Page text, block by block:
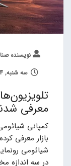
نویسنده
سه شنبه, 24 خرداد 1401, ساعت 17:45
معرفی
شیائومی
در سه اندازه مختلف